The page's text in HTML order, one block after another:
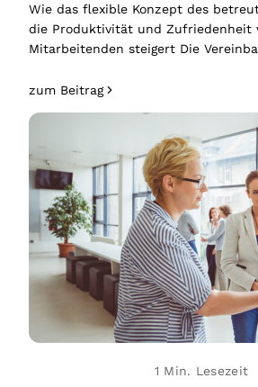
Wie das flexible Konzept des
die Produktivität und Zufriedenheit
Mitarbeitenden steigert Die
zum Beitrag
1 Min. Lesezeit